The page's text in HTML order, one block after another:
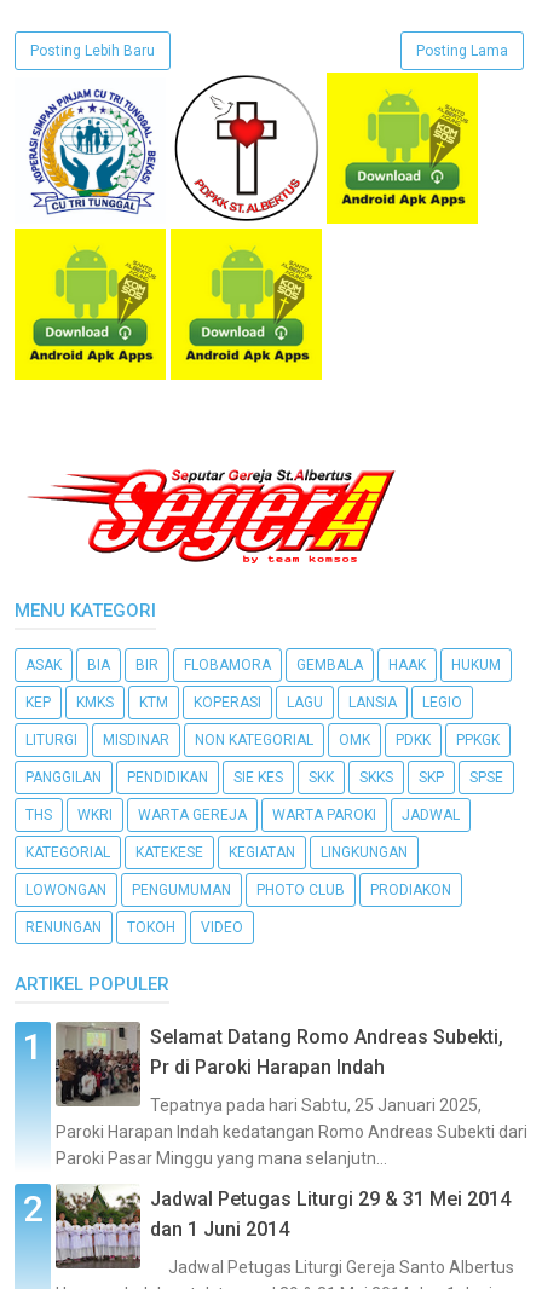
Posting Lebih Baru Posting Lama
MENU KATEGORI
ASAK BIA BIR FLOBAMORA GEMBALA HAAK HUKUM
KEP KMKS KTM KOPERASI LAGU LANSIA LEGIO
LITURGI MISDINAR NON KATEGORIAL OMK PDKK PPKGK
PANGGILAN PENDIDIKAN SIE KES SKK SKKS SKP SPSE
THS WKRI WARTA GEREJA WARTA PAROKI JADWAL
KATEGORIAL KATEKESE KEGIATAN LINGKUNGAN
LOWONGAN PENGUMUMAN PHOTO CLUB PRODIAKON
RENUNGAN TOKOH VIDEO
ARTIKEL POPULER
Selamat Datang Romo Andreas Subekti,
Pr di Paroki Harapan Indah
Tepatnya pada hari Sabtu, 25 Januari 2025,
Paroki Harapan Indah kedatangan Romo Andreas Subekti dari
Paroki Pasar Minggu yang mana selanjutn...
Jadwal Petugas Liturgi 29 & 31 Mei 2014
dan 1 Juni 2014
Jadwal Petugas Liturgi Gereja Santo Albertus